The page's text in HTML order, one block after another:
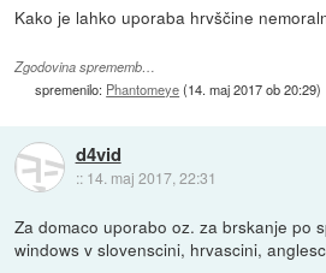
Kako je lahko uporaba hrvščine
Zgodovina sprememb…
spremenilo: Phantomeye(14. maj 2017 ob 20:29)
d4vid
:: 14. maj 2017, 22:31
Za domaco uporabo oz. za brskanje po
windows v slovenscini, hrvascini,